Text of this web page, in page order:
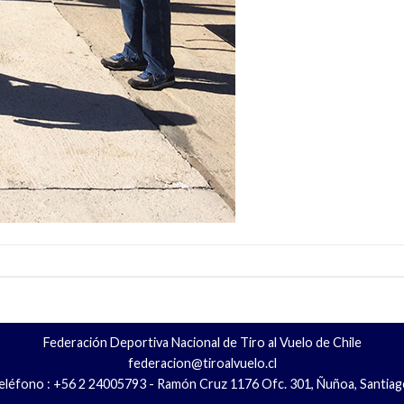
Federación Deportiva Nacional de Tiro al Vuelo de Chile
federacion@tiroalvuelo.cl
: +56 2 24005793 - Ramón Cruz 1176 Ofc. 301, Ñuñoa,